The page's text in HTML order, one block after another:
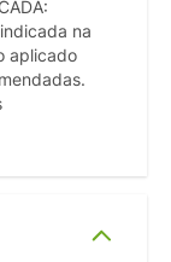
na
aplicado